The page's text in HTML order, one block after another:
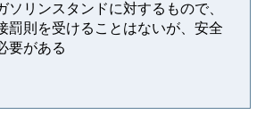
ソリンスタンドに対するもので、
罰則を受けることはないが、安全
要がある